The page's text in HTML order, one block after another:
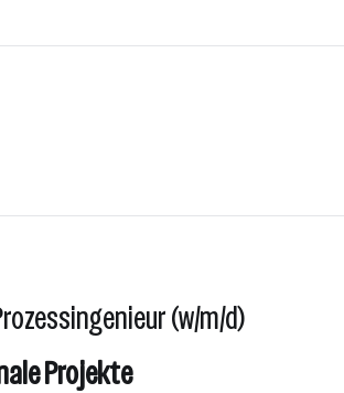
(w/m/d)
Projekte